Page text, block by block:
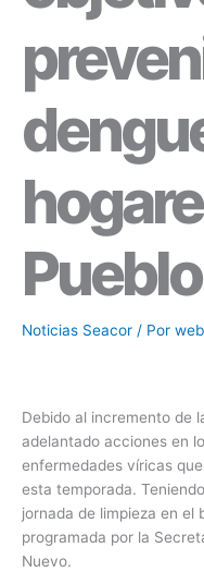
Noticias Seacor / Por
Debido al incremento de
adelantado acciones en
enfermedades víricas
esta temporada.
jornada de limpieza en el
programada por la
Nuevo.